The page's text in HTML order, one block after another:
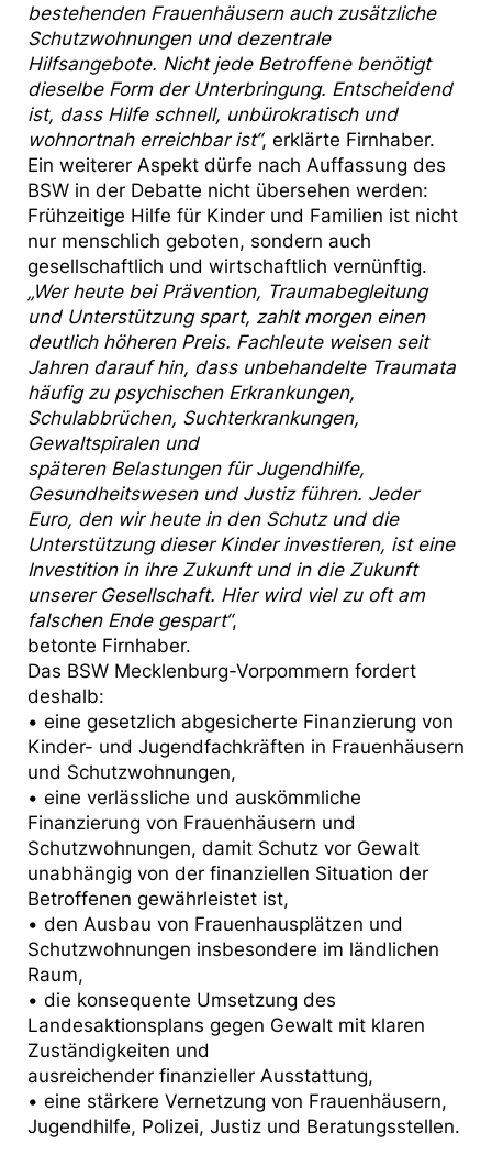
bestehenden Frauenhäusern auch zusätzliche
Schutzwohnungen und dezentrale
Hilfsangebote. Nicht jede Betroffene benötigt
dieselbe Form der Unterbringung. Entscheidend
ist, dass Hilfe schnell, unbürokratisch und
wohnortnah erreichbar ist“, erklärte Firnhaber.
Ein weiterer Aspekt dürfe nach Auffassung des
BSW in der Debatte nicht übersehen werden:
Frühzeitige Hilfe für Kinder und Familien ist nicht
nur menschlich geboten, sondern auch
gesellschaftlich und wirtschaftlich vernünftig.
„Wer heute bei Prävention, Traumabegleitung
und Unterstützung spart, zahlt morgen einen
deutlich höheren Preis. Fachleute weisen seit
Jahren darauf hin, dass unbehandelte Traumata
häufig zu psychischen Erkrankungen,
Schulabbrüchen, Suchterkrankungen,
Gewaltspiralen und
späteren Belastungen für Jugendhilfe,
Gesundheitswesen und Justiz führen. Jeder
Euro, den wir heute in den Schutz und die
Unterstützung dieser Kinder investieren, ist eine
Investition in ihre Zukunft und in die Zukunft
unserer Gesellschaft. Hier wird viel zu oft am
falschen Ende gespart“,
betonte Firnhaber.
Das BSW Mecklenburg-Vorpommern fordert
deshalb:
• eine gesetzlich abgesicherte Finanzierung von
Kinder- und Jugendfachkräften in Frauenhäusern
und Schutzwohnungen,
• eine verlässliche und auskömmliche
Finanzierung von Frauenhäusern und
Schutzwohnungen, damit Schutz vor Gewalt
unabhängig von der finanziellen Situation der
Betroffenen gewährleistet ist,
• den Ausbau von Frauenhausplätzen und
Schutzwohnungen insbesondere im ländlichen
Raum,
• die konsequente Umsetzung des
Landesaktionsplans gegen Gewalt mit klaren
Zuständigkeiten und
ausreichender finanzieller Ausstattung,
• eine stärkere Vernetzung von Frauenhäusern,
Jugendhilfe, Polizei, Justiz und Beratungsstellen.